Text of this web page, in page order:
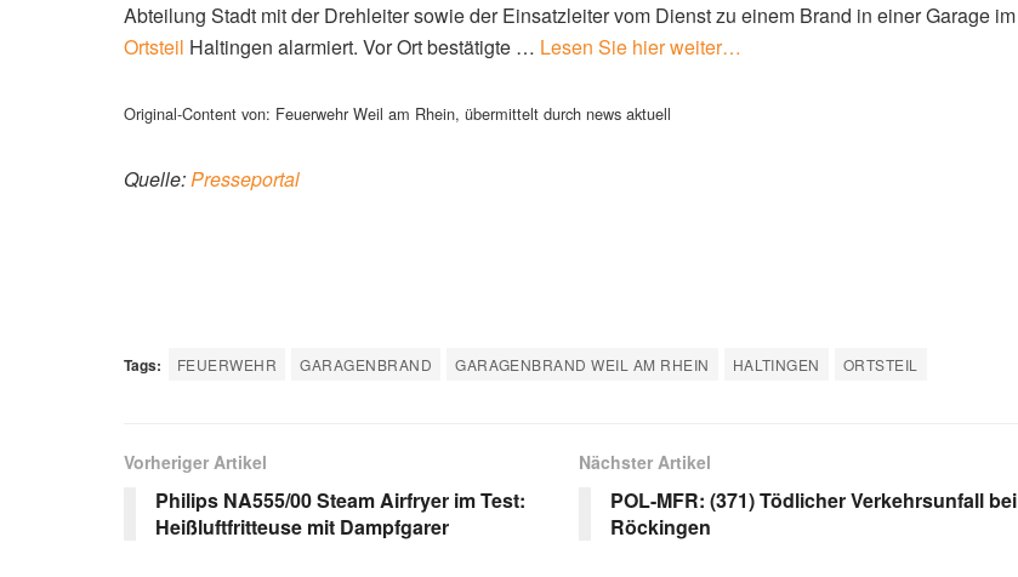
Abteilung Stadt mit der Drehleiter sowie der Einsatzleiter vom Dienst zu einem Brand in einer Garage im
Ortsteil Haltingen alarmiert. Vor Ort bestätigte … Lesen Sie hier weiter…
Original-Content von: Feuerwehr Weil am Rhein, übermittelt durch news aktuell
Quelle:Presseportal
Tags: FEUERWEHR GARAGENBRAND GARAGENBRAND WEIL AM RHEIN HALTINGEN ORTSTEIL
Vorheriger Artikel
Philips NA555/00 Steam Airfryer im Test:
Heißluftfritteuse mit Dampfgarer
Nächster Artikel
POL-MFR: (371) Tödlicher Verkehrsunfall bei
Röckingen